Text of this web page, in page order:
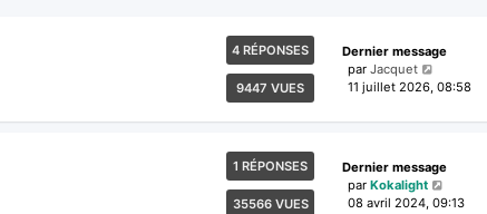
4 RÉPONSES
9447 VUES
Dernier message
par Jacquet
11 juillet 2026, 08:58
1 RÉPONSES
35566 VUES
Dernier message
par Kokalight
08 avril 2024, 09:13